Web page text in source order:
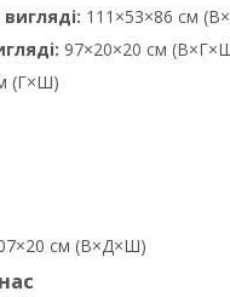
111×53×86 см
97×20×20 см
(Г×Ш)
см (В×Д×Ш)